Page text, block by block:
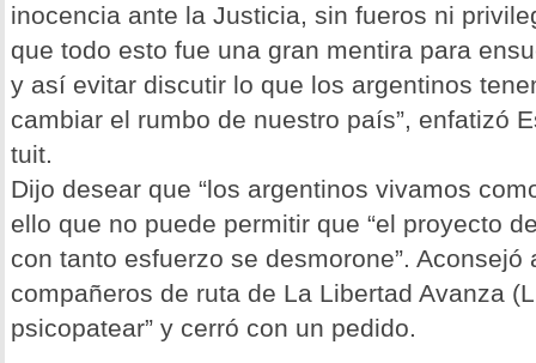
inocencia ante la Justicia, sin fueros ni
que todo esto fue una gran mentira para
y así evitar discutir lo que los argentinos
cambiar el rumbo de nuestro país”, enfatizó
tuit.
Dijo desear que “los argentinos vivamos
ello que no puede permitir que “el proyecto
con tanto esfuerzo se desmorone”. Aconsejó
compañeros de ruta de La Libertad Avanza
psicopatear” y cerró con un pedido.